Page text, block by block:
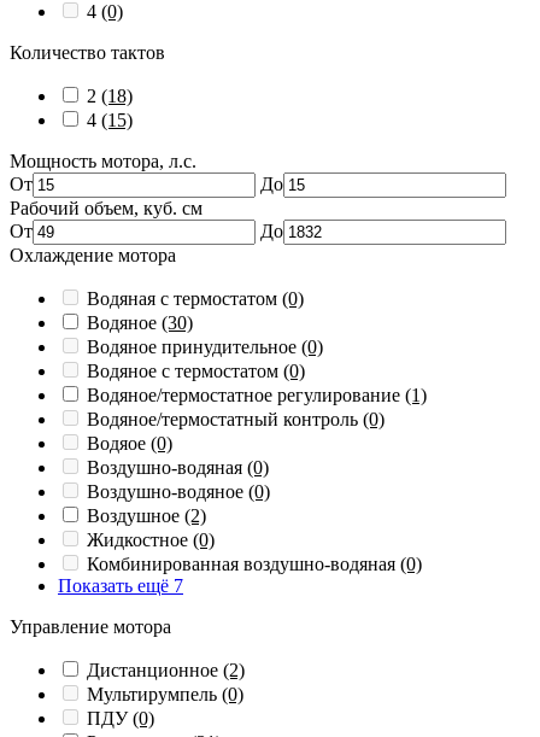
4 (0)
Количество тактов
2 (18)
4 (15)
Мощность мотора, л.с.
От
До
Рабочий объем, куб. см
От
До
Охлаждение мотора
Водяная с термостатом (0)
Водяное (30)
Водяное принудительное (0)
Водяное с термостатом (0)
Водяное/термостатное регулирование (1)
Водяное/термостатный контроль (0)
Водяое (0)
Воздушно-водяная (0)
Воздушно-водяное (0)
Воздушное (2)
Жидкостное (0)
Комбинированная воздушно-водяная (0)
Показать ещё 7
Управление мотора
Дистанционное (2)
Мультирумпель (0)
ПДУ(0)